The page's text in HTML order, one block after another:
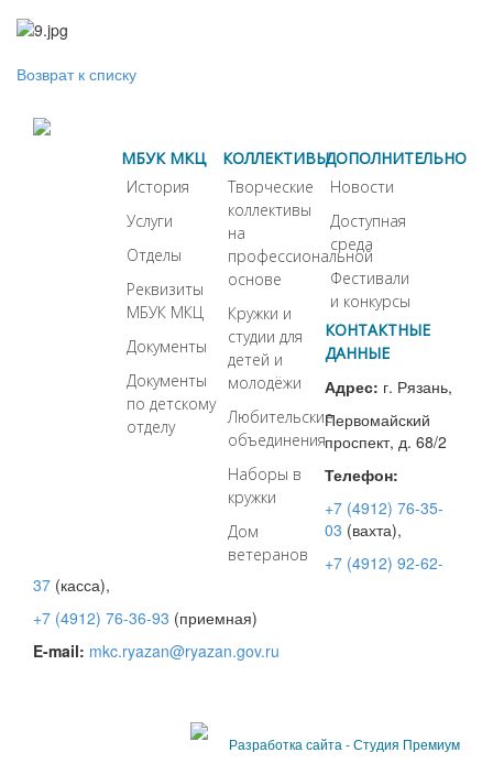
Возврат к списку
МБУК МКЦ
История
Услуги
Отделы
Реквизиты
МБУК МКЦ
Документы
Документы
по детскому
отделу
КОЛЛЕКТИВЫ
Творческие
коллективы
на
профессиональной
основе
Кружки и
студии для
детей и
молодёжи
Любительские
объединения
Наборы в
кружки
Дом
ветеранов
ДОПОЛНИТЕЛЬНО
Новости
Доступная
среда
Фестивали
и конкурсы
КОНТАКТНЫЕ
ДАННЫЕ
Адрес: г. Рязань,
Первомайский
проспект, д. 68/2
Телефон:
+7 (4912) 76-35-
03 (вахта),
+7 (4912) 92-62-
37 (касса),
+7 (4912) 76-36-93 (приемная)
E-mail: mkc.ryazan@ryazan.gov.ru
Разработка сайта - Студия Премиум